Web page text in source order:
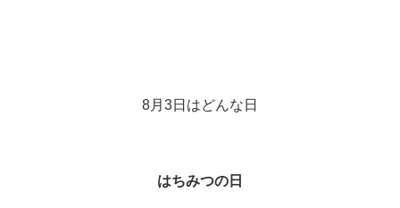
8月3日はどんな日
はちみつの日